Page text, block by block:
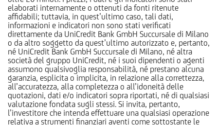
elaborati internamente o ottenuti da fonti ritenute
affidabili; tuttavia, in quest’ultimo caso, tali dati,
informazioni e indicatori non sono stati verificati
direttamente da UniCredit Bank GmbH Succursale di Milano
o da altro soggetto da quest’ultimo autorizzato e, pertanto,
né UniCredit Bank GmbH Succursale di Milano, né altra
società del gruppo UniCredit, né i suoi dipendenti o agenti
assumono qualsivoglia responsabilità, né prestano alcuna
garanzia, esplicita o implicita, in relazione alla correttezza,
all’accuratezza, alla completezza o all’idoneità delle
quotazioni, dati e/o indicatori sopra riportati, né di qualsiasi
valutazione fondata sugli stessi. Si invita, pertanto,
l’investitore che intenda effettuare una qualsiasi operazione
relativa a strumenti finanziari aventi come sottostante le